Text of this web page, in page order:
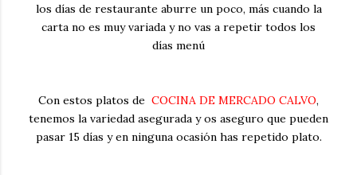
los días de restaurante aburre un poco, más cuando la
carta no es muy variada y no vas a repetir todos los
días menú
Con estos platos de COCINA DE MERCADO CALVO,
tenemos la variedad asegurada y os aseguro que pueden
pasar 15 días y en ninguna ocasión has repetido plato.